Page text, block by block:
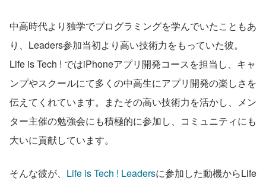
中高時代より独学でプログラミングを学んでいたこともあ
り、Leaders参加当初より高い技術力をもっていた彼。
Life is Tech ! ではiPhoneアプリ開発コースを担当し、キャ
ンプやスクールにて多くの中高生にアプリ開発の楽しさを
伝えてくれています。またその高い技術力を活かし、メン
ター主催の勉強会にも積極的に参加し、コミュニティにも
大いに貢献しています。
そんな彼が、 Life is Tech ! Leadersに参加した動機からLife